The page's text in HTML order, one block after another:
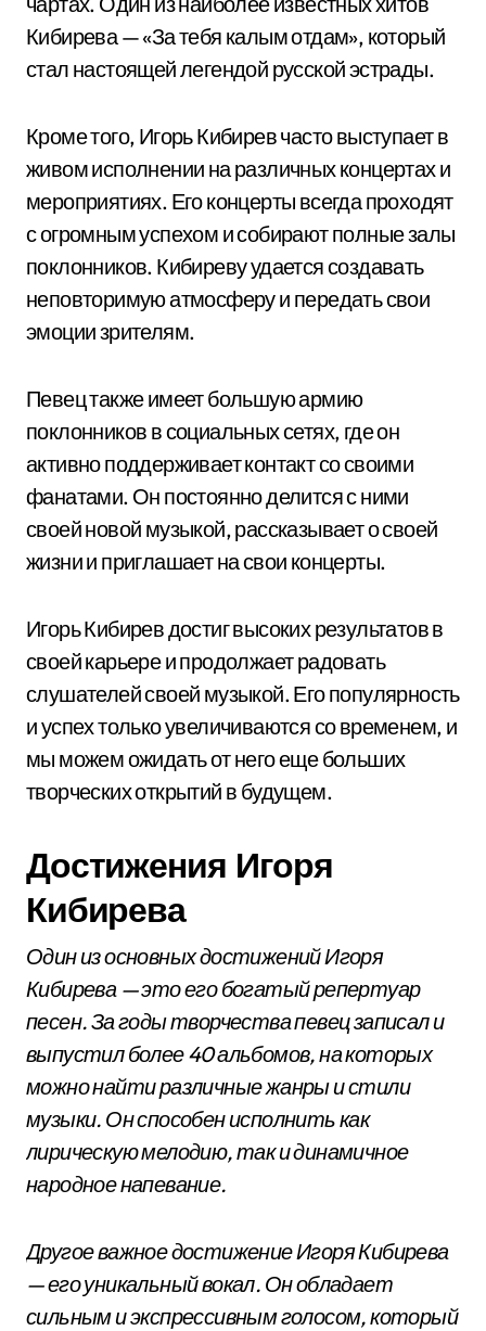
Кибирева — «За тебя калым отдам», который
стал настоящей легендой русской эстрады.
Кроме того, Игорь Кибирев часто выступает в
живом исполнении на различных концертах и
мероприятиях. Его концерты всегда проходят
с огромным успехом и собирают полные залы
поклонников. Кибиреву удается создавать
неповторимую атмосферу и передать свои
эмоции зрителям.
Певец также имеет большую армию
поклонников в социальных сетях, где он
активно поддерживает контакт со своими
фанатами. Он постоянно делится с ними
своей новой музыкой, рассказывает о своей
жизни и приглашает на свои концерты.
Игорь Кибирев достиг высоких результатов в
своей карьере и продолжает радовать
слушателей своей музыкой. Его популярность
и успех только увеличиваются со временем, и
мы можем ожидать от него еще больших
творческих открытий в будущем.
Достижения Игоря
Кибирева
Один из основных достижений Игоря
Кибирева — это его богатый репертуар
песен. За годы творчества певец записал и
выпустил более 40 альбомов, на которых
можно найти различные жанры и стили
музыки. Он способен исполнить как
лирическую мелодию, так и динамичное
народное напевание.
Другое важное достижение Игоря Кибирева
— его уникальный вокал. Он обладает
сильным и экспрессивным голосом, который